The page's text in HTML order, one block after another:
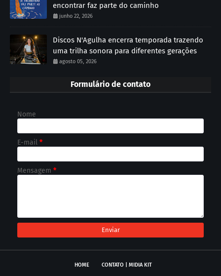
encontrar faz parte do caminho
junho 22, 2026
Discos N'Agulha encerra temporada trazendo
uma trilha sonora para diferentes gerações
agosto 05, 2026
Formulário de contato
Nome
E-mail *
Mensagem *
HOME CONTATO | MIDIA KIT